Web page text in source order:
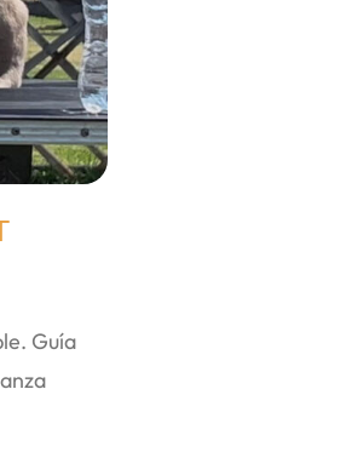
Guía